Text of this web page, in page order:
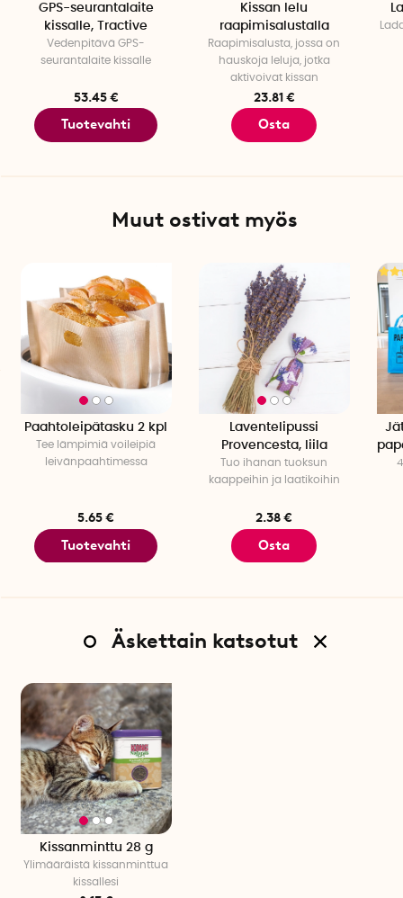
GPS-seurantalaite
kissalle, Tractive
Vedenpitävä GPS-
seurantalaite kissalle
53.45 €
Tuotevahti
Kissan lelu
raapimisalustalla
Raapimisalusta, jossa on
hauskoja leluja, jotka
aktivoivat kissan
23.81 €
Osta
Muut ostivat myös
Paahtoleipätasku 2 kpl
Tee lämpimiä voileipiä
leivänpaahtimessa
5.65 €
Tuotevahti
Laventelipussi
Provencesta, liila
Tuo ihanan tuoksun
kaappeihin ja laatikoihin
2.38 €
Osta
Äskettain katsotut
Kissanminttu 28 g
Ylimääräistä kissanminttua
kissallesi